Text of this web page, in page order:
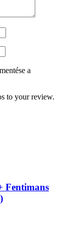
a
to your review.
Fentimans